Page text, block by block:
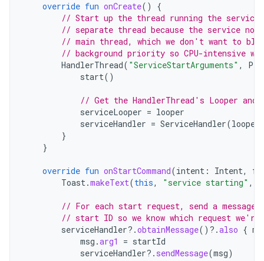
override fun onCreate()
{
// Start up the thread running the
// separate thread because the service
// main thread, which we don't want to
// background priority so CPU-intensive
HandlerThread( "ServiceStartArguments" ,
start()
// Get the HandlerThread's Looper
serviceLooper = looper
serviceHandler = ServiceHandler(looper
}
}
override fun onStartCommand(intent : Intent,
Toast.makeText(this, "service starting" ,
// For each start request, send a
// start ID so we know which request
serviceHandler?.obtainMessage() ?.also {
msg .arg1 = startId
serviceHandler?. sendMessage(msg)